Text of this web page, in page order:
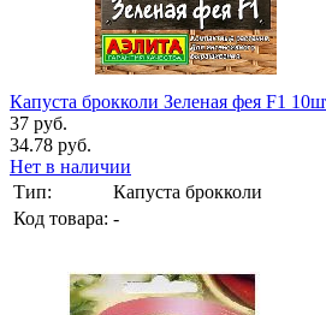
Капуста брокколи Зеленая фея F1
37 руб.
34.78 руб.
Нет в наличии
Тип:
Капуста брокколи
Код товара: -